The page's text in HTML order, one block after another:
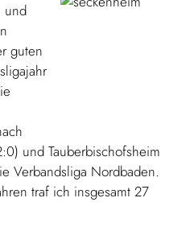
und
guten
und Tauberbischofsheim
Verbandsliga Nordbaden.
traf ich insgesamt 27